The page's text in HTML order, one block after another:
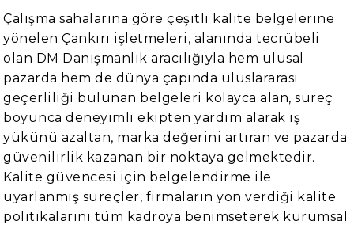
Çalışma sahalarına göre çeşitli kalite belgelerine
yönelen Çankırı işletmeleri, alanında tecrübeli
olan DM Danışmanlık aracılığıyla hem ulusal
pazarda hem de dünya çapında uluslararası
geçerliliği bulunan belgeleri kolayca alan, süreç
boyunca deneyimli ekipten yardım alarak iş
yükünü azaltan, marka değerini artıran ve pazarda
güvenilirlik kazanan bir noktaya gelmektedir.
Kalite güvencesi için belgelendirme ile
uyarlanmış süreçler, firmaların yön verdiği kalite
politikalarını tüm kadroya benimseterek kurumsal